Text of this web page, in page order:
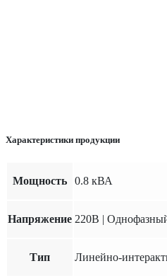
Характеристики продукции
Мощность 0.8 кВА
Напряжение 220В |
Тип Линейно-